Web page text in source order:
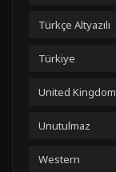
Türkçe Altyazılı
Türkiye
United Kingdom
Unutulmaz
Western